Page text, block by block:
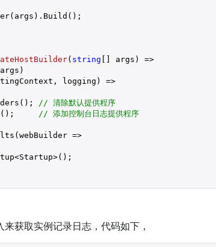
( string [] args ) =>
logging) =>
// 清除默认提供程序
// 添加控制台日志提供程序
=>
获取实例记录日志，代码如下，